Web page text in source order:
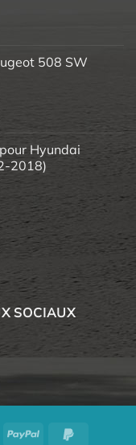
508 SW
Hyundai
2018)
SOCIAUX